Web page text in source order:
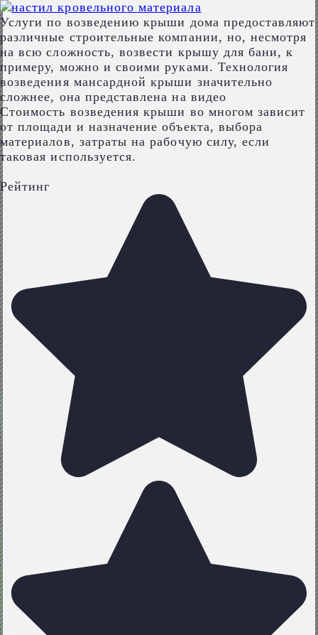
Услуги по возведению крыши дома предоставляют
различные строительные компании, но, несмотря
на всю сложность, возвести крышу для бани, к
примеру, можно и своими руками. Технология
возведения мансардной крыши значительно
сложнее, она представлена на видео
Стоимость возведения крыши во многом зависит
от площади и назначение объекта, выбора
материалов, затраты на рабочую силу, если
таковая используется.
Рейтинг